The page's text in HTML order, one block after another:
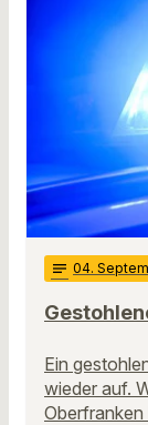
notes 04.
Ein
wieder auf.
Oberfranken